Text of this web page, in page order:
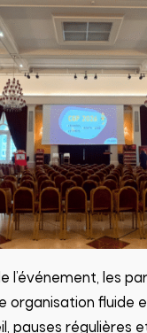
l’événement, les
organisation fluide
pauses régulières